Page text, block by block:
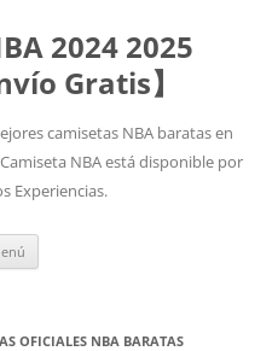
2024 2025
Gratis】
camisetas NBA baratas en
NBA está disponible por
Experiencias.
OFICIALES NBA BARATAS